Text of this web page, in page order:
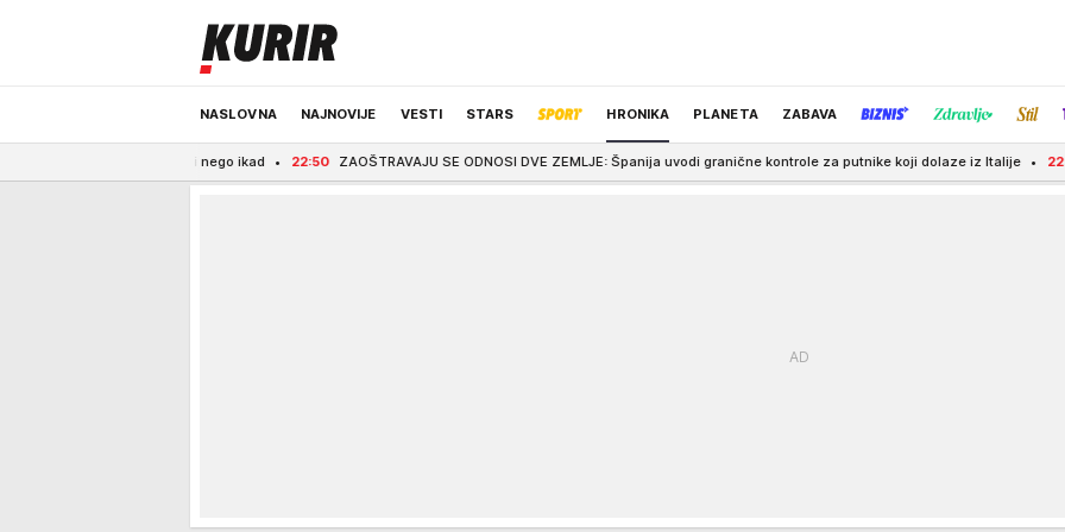
NASLOVNA NAJNOVIJE VESTI STARS HRONIKA PLANETA ZABAVA
ODRŽIVA BUDUĆNOST REGION NEWS IZBOR UREDNIKA
ZAOŠTRAVAJU SE ODNOSI DVE ZEMLJE: Španija uvodi granične kontrole za putnike koji dolaze iz Italije 22:48 BOLOMBOJ IMA